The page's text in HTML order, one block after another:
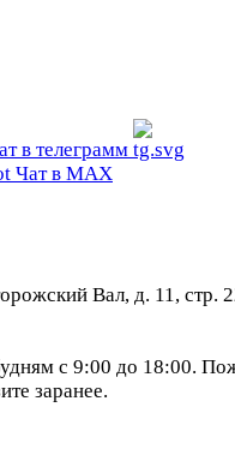
в телеграмм
Чат в МАХ
Вал, д. 11, стр.
с 9:00 до 18:00.
заранее.